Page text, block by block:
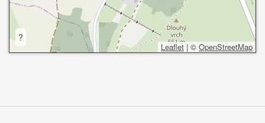
?
Leaflet | © OpenStreetMap